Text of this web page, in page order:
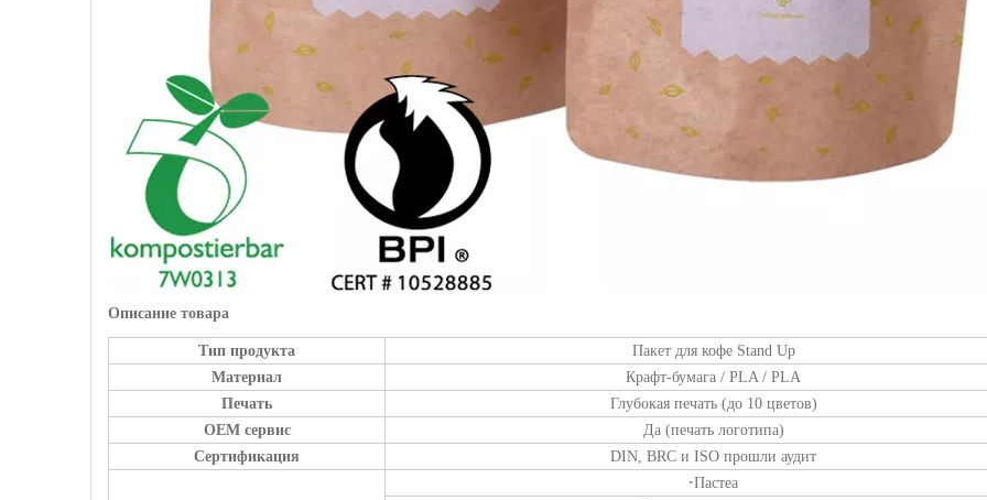
Описание товара
Тип продукта
Пакет для кофе Stand Up
Материал
Крафт-бумага / PLA / PLA
Печать
Глубокая печать (до 10 цветов)
OEM сервис
Да (печать логотипа)
Сертификация
DIN, BRC и ISO прошли аудит
·Пастеа